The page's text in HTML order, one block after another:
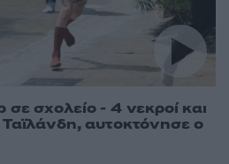
σχολείο - 4 νεκροί και
αυτοκτόνησε ο